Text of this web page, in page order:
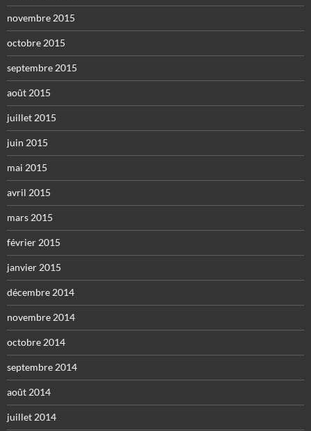
novembre 2015
octobre 2015
septembre 2015
août 2015
juillet 2015
juin 2015
mai 2015
avril 2015
mars 2015
février 2015
janvier 2015
décembre 2014
novembre 2014
octobre 2014
septembre 2014
août 2014
juillet 2014